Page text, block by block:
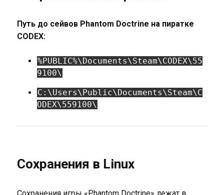
Путь до сейвов Phantom Doctrine на пиратке
CODEX:
%PUBLIC%\Documents\Steam\CODEX\55
9100\
C:\Users\Public\Documents\Steam\C
ODEX\559100\
Сохранения в Linux